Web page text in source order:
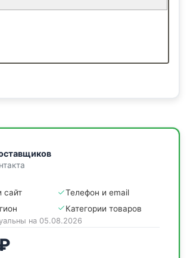
сайт
Телефон и email
Категории товаров
на 05.08.2026